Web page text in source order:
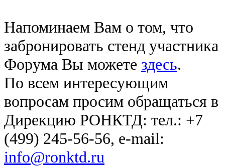
Напоминаем Вам о том, что
забронировать стенд участника
Форума Вы можете здесь.
По всем интересующим
вопросам просим обращаться в
Дирекцию РОНКТД: тел.: +7
(499) 245-56-56, e-mail:
info@ronktd.ru